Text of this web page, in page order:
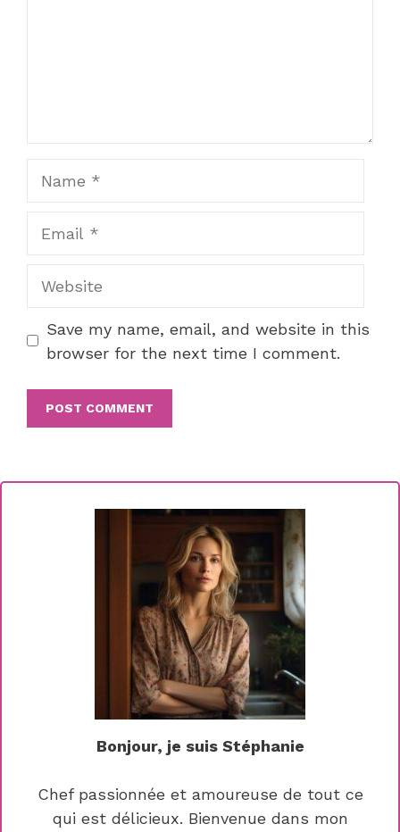
Save my name, email, and website in this
browser for the next time I comment.
Bonjour, je suis Stéphanie
Chef passionnée et amoureuse de tout ce
qui est délicieux. Bienvenue dans mon